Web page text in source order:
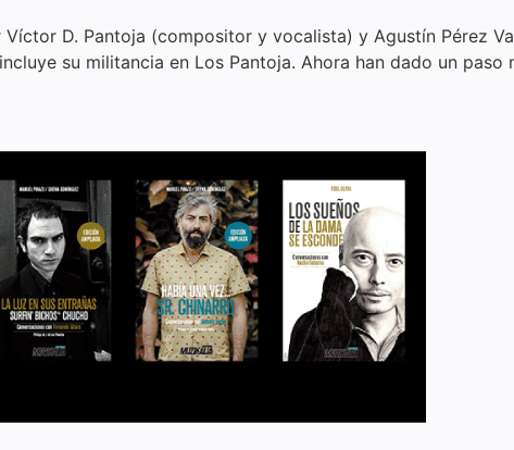
D. Pantoja (compositor y vocalista) y Agustín Pérez
su militancia en Los Pantoja. Ahora han dado un paso